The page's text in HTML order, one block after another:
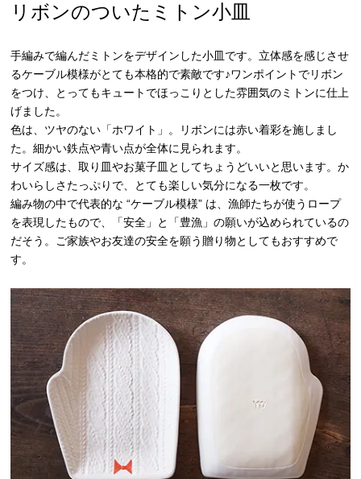
リボンのついたミトン小皿
手編みで編んだミトンをデザインした小皿です。立体感を感じさせ
るケーブル模様がとても本格的で素敵です♪ワンポイントでリボン
をつけ、とってもキュートでほっこりとした雰囲気のミトンに仕上
げました。
色は、ツヤのない「ホワイト」。リボンには赤い着彩を施しまし
た。細かい鉄点や青い点が全体に見られます。
サイズ感は、取り皿やお菓子皿としてちょうどいいと思います。か
わいらしさたっぷりで、とても楽しい気分になる一枚です。
編み物の中で代表的な “ケーブル模様” は、漁師たちが使うロープ
を表現したもので、「安全」と「豊漁」の願いが込められているの
だそう。ご家族やお友達の安全を願う贈り物としてもおすすめで
す。